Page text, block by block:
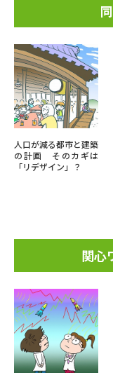
人口が減る都市と建築
の計画 そのカギは
「リデザイン」？
関心